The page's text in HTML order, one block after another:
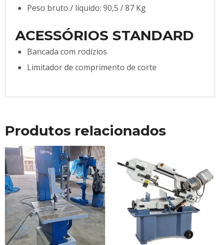
Peso bruto / líquido: 90,5 / 87 Kg
ACESSÓRIOS STANDARD
Bancada com rodízios
Limitador de comprimento de corte
Produtos relacionados